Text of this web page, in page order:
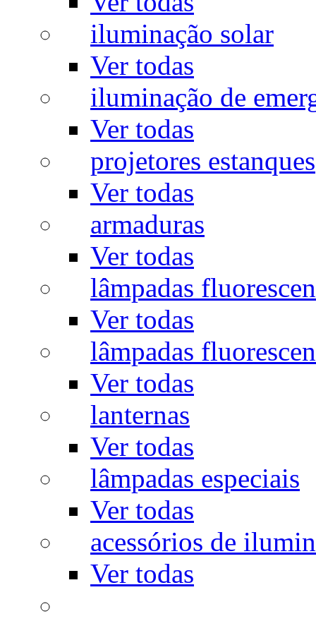
iluminação solar
Ver todas
iluminação de
Ver todas
projetores estanques
Ver todas
armaduras
Ver todas
lâmpadas
Ver todas
lâmpadas
Ver todas
lanternas
Ver todas
lâmpadas especiais
Ver todas
acessórios de
Ver todas